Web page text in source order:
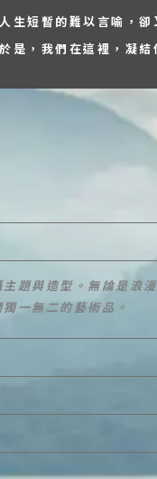
人生短暫的難以言喻，卻
於是，我們在這裡，凝結
題與造型。無論是浪漫
一無二的藝術品。